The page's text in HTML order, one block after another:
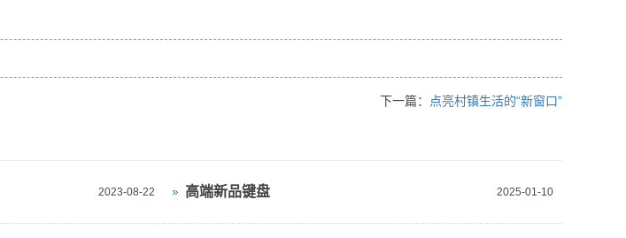
下一篇： 点亮村镇生活的“新窗口”
2023-08-22 2025-01-10
高端新品键盘